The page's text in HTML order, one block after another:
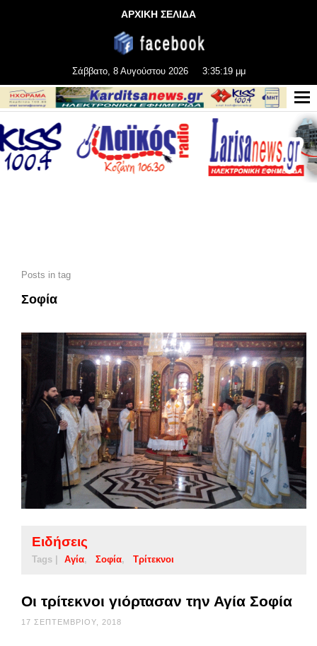
ΑΡΧΙΚΗ ΣΕΛΙΔΑ
Σάββατο, 8 Αυγούστου 2026 3:35:20 μμ
Posts in tag
Σοφία
Ειδήσεις
Tags | Αγία Σοφία Τρίτεκνοι
Οι τρίτεκνοι γιόρτασαν την Αγία Σοφία
17 ΣΕΠΤΕΜΒΡΊΟΥ, 2018